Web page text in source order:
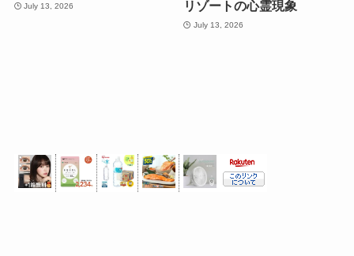
July 13, 2026
リゾートの心霊現象
July 13, 2026